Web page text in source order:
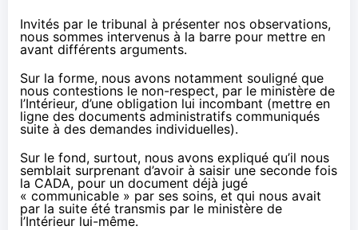
Invités par le tribunal à présenter nos observations,
nous sommes intervenus à la barre pour mettre en
avant différents arguments.
Sur la forme, nous avons notamment souligné que
nous contestions le non-respect, par le ministère de
l’Intérieur, d’une obligation lui incombant (mettre en
ligne des documents administratifs communiqués
suite à des demandes individuelles).
Sur le fond, surtout, nous avons expliqué qu’il nous
semblait surprenant d’avoir à saisir une seconde fois
la CADA, pour un document déjà jugé
« communicable » par ses soins, et qui nous avait
par la suite été transmis par le ministère de
l’Intérieur lui-même.